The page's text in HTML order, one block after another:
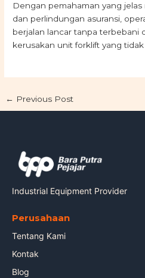
Dengan pemahaman yang
dan perlindungan asuransi,
berjalan lancar tanpa terbebani
kerusakan unit forklift yang tidak
← Previous Post
Industrial Equipment Provider
Perusahaan
Tentang Kami
Kontak
Blog